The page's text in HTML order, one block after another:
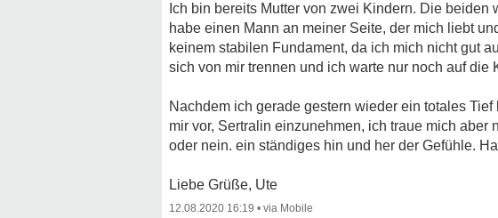
Ich bin bereits Mutter von zwei Kindern. Die
habe einen Mann an meiner Seite, der mich liebt
keinem stabilen Fundament, da ich mich nicht gut
sich von mir trennen und ich warte nur noch auf
Nachdem ich gerade gestern wieder ein totales
mir vor, Sertralin einzunehmen, ich traue mich
oder nein. ein ständiges hin und her der Gefühle.
Liebe Grüße, Ute
12.08.2020 16:19 •